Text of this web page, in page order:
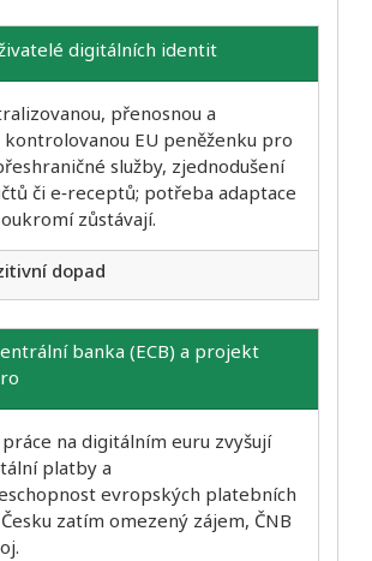
digitálních identit
přenosnou a
EU peněženku pro
služby, zjednodušení
či e‑receptů; potřeba adaptace
zůstávají.
dopad
banka (ECB) a projekt
na digitálním euru zvyšují
platby a
evropských platebních
zatím omezený zájem, ČNB